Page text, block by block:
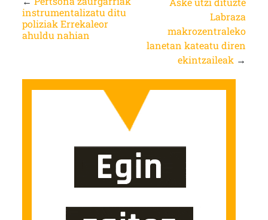
instrumentalizatu ditu
poliziak Errekaleor
ahuldu nahian
Labraza
makrozentraleko
lanetan kateatu diren
ekintzaileak →